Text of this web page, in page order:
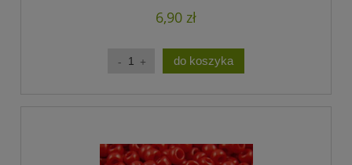
6,90 zł
do koszyka